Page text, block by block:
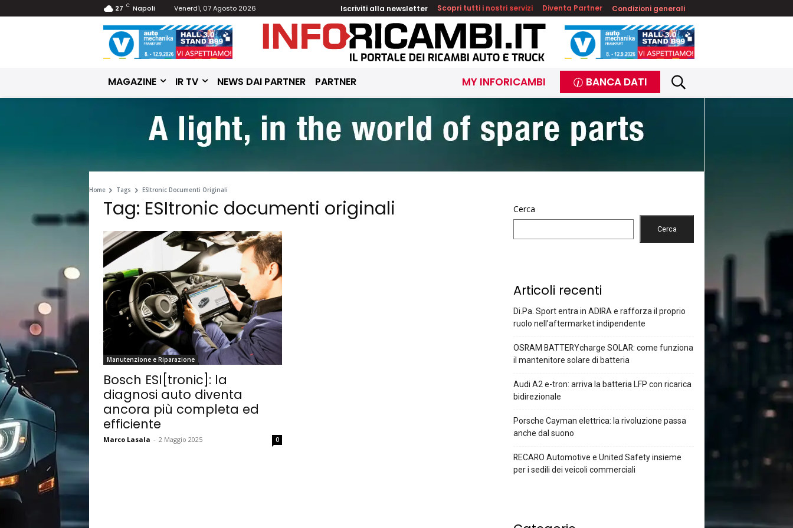
27 C Napoli Venerdì, 07 Agosto 2026 Iscriviti alla newsletter Scopri tutti i nostri servizi Diventa Partner Condizioni generali
MAGAZINE IR TV NEWS DAI PARTNER PARTNER MY INFORICAMBI BANCA DATI
Home Tags ESItronic Documenti Originali
Tag: ESItronic documenti originali
Manutenzione e Riparazione
Bosch ESI[tronic]: la
diagnosi auto diventa
ancora più completa ed
efficiente
Marco Lasala - 2 Maggio 2025 0
Cerca
Cerca
Articoli recenti
Di.Pa. Sport entra in ADIRA e rafforza il proprio
ruolo nell’aftermarket indipendente
OSRAM BATTERYcharge SOLAR: come funziona
il mantenitore solare di batteria
Audi A2 e-tron: arriva la batteria LFP con ricarica
bidirezionale
Porsche Cayman elettrica: la rivoluzione passa
anche dal suono
RECARO Automotive e United Safety insieme
per i sedili dei veicoli commerciali